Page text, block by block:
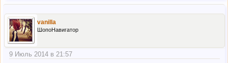
vanilla
ШопоНавигатор
9 Июль 2014 в 21:57